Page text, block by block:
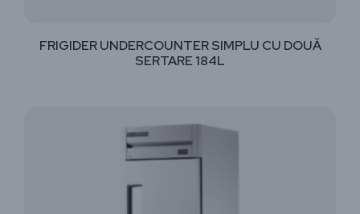
FRIGIDER UNDERCOUNTER SIMPLU CU DOUĂ
SERTARE 184L